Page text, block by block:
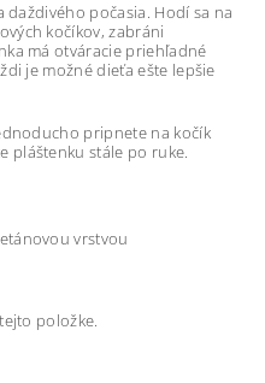
daždivého počasia. Hodí sa na
kočíkov, zabráni
má otváracie priehľadné
je možné dieťa ešte lepšie
pripnete na kočík
pláštenku stále po ruke.
vrstvou
položke.